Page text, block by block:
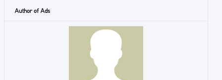
Author of Ads